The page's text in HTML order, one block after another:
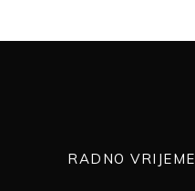
RADNO VRIJEME